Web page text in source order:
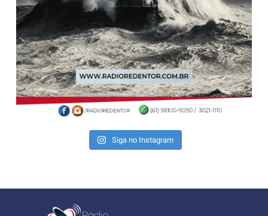
Siga no Instagram